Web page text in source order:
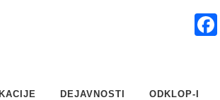
DEJAVNOSTI ODKLOP-I